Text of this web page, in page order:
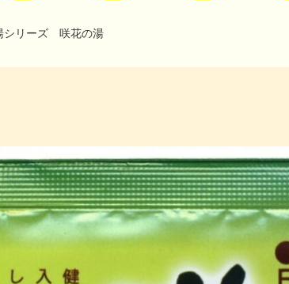
シリーズ 咲花の湯